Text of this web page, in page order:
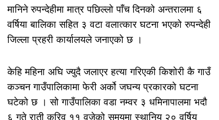
मानिने रुपन्देहीमा मात्र पछिल्लो पाँच दिनको अन्तरालमा ६
वर्षिया बालिका सहित ३ वटा वलात्कार घटना भएको रुपन्देही
जिल्ला प्रहरी कार्यालयले जनाएको छ ।
केहि महिना अघि ज्युदै जलाएर हत्या गरिएकी किशोरी कै गाउँ
कञ्चन गाउँपालिकामा फेरी अर्को जघन्य प्रकारको घटना
घटेको छ । सो गाउँपालिका वडा नम्वर ३ धमिनापालमा भदौ
६ गते राती करिव ११ वजेको समयमा स्थानिय २० वर्षिय